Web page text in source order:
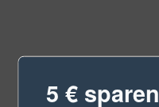
5 € sparen